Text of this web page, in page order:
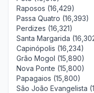
Raposos (16,429)
Passa Quatro (16,393)
Perdizes (16,321)
Santa Margarida
Capinópolis (16,234)
Grão Mogol (15,890)
Nova Ponte (15,800)
Papagaios (15,800)
São João Evangelista